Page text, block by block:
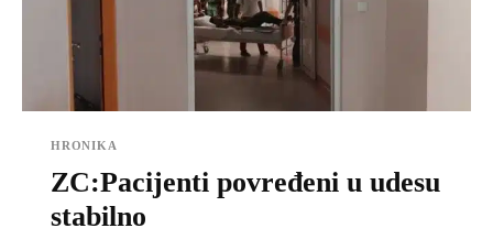
HRONIKA
ZC:Pacijenti povređeni u udesu
stabilno